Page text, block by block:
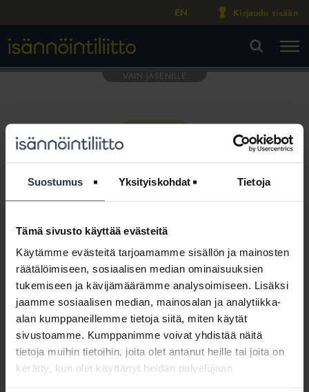
Suostumus Yksityiskohdat Tietoja
Tämä sivusto käyttää evästeitä
Käytämme evästeitä tarjoamamme sisällön ja mainosten
räätälöimiseen, sosiaalisen median ominaisuuksien
tukemiseen ja kävijämäärämme analysoimiseen. Lisäksi
jaamme sosiaalisen median, mainosalan ja analytiikka-
alan kumppaneillemme tietoja siitä, miten käytät
sivustoamme. Kumppanimme voivat yhdistää näitä
tietoja muihin tietoihin, joita olet antanut heille tai joita on
kerätty, kun olet käyttänyt heidän palvelujaan.
EN Kirjaudu sisään
Tämä osio on rajattu
Isännöintiliiton jäsenyritysten
henkilökunnalle
Kirjaudu sisään
Tietoa jäsenyydestä